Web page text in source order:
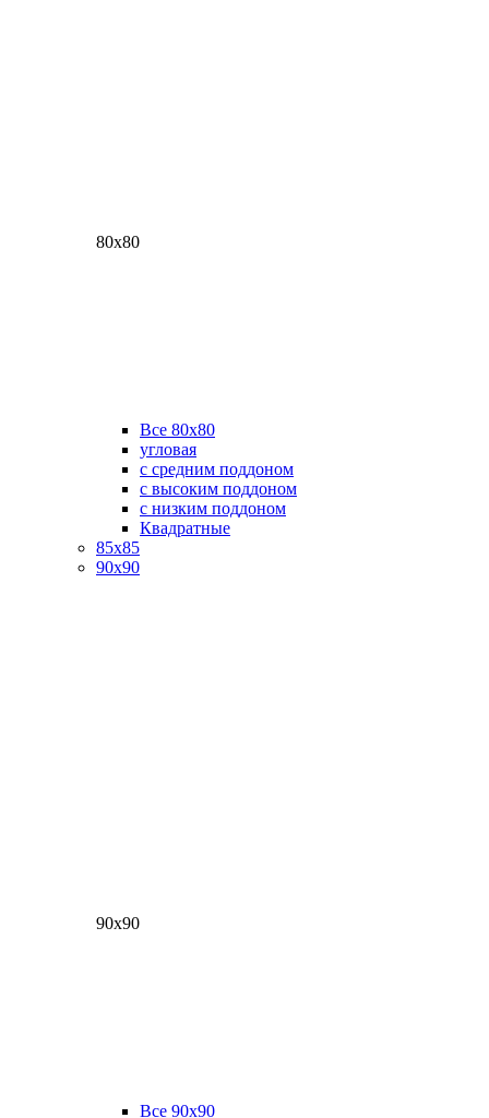
80х80
Все 80х80
угловая
с средним поддоном
с высоким поддоном
с низким поддоном
Квадратные
85х85
90х90
90х90
Все 90х90